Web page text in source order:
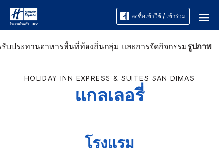
ลงชื่อเข้าใช้ / เข้าร่วม
รับประทานอาหารพื้นที่ท้องถิ่นกลุ่ม และการจัดกิจกรรมรูปภาพ
HOLIDAY INN EXPRESS & SUITES SAN DIMAS
แกลเลอรี่
โรงแรม